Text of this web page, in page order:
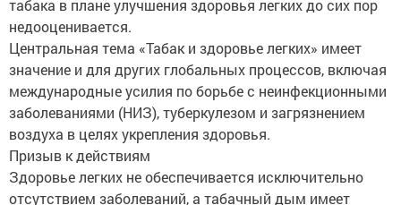
табака в плане улучшения здоровья легких до сих пор
недооценивается.
Центральная тема «Табак и здоровье легких» имеет
значение и для других глобальных процессов, включая
международные усилия по борьбе с неинфекционными
заболеваниями (НИЗ), туберкулезом и загрязнением
воздуха в целях укрепления здоровья.
Призыв к действиям
Здоровье легких не обеспечивается исключительно
отсутствием заболеваний, а табачный дым имеет